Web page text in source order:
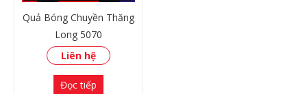
Quả Bóng Chuyền Thăng
Long 5070
Liên hệ
Đọc tiếp